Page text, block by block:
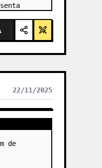
22/11/2025
de